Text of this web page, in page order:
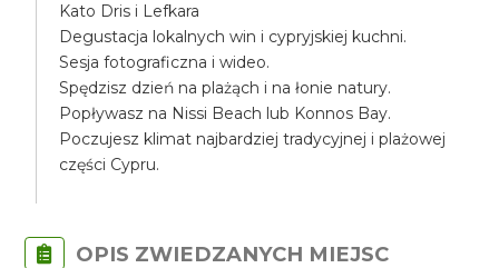
Kato Dris i Lefkara
Degustacja lokalnych win i cypryjskiej kuchni.
Sesja fotograficzna i wideo.
Spędzisz dzień na plażąch i na łonie natury.
Popływasz na Nissi Beach lub Konnos Bay.
Poczujesz klimat najbardziej tradycyjnej i plażowej
części Cypru.
OPIS ZWIEDZANYCH MIEJSC